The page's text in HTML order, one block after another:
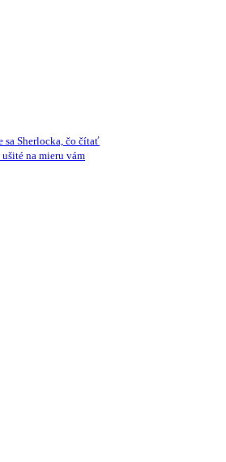
sa Sherlocka, čo čítať
na mieru vám